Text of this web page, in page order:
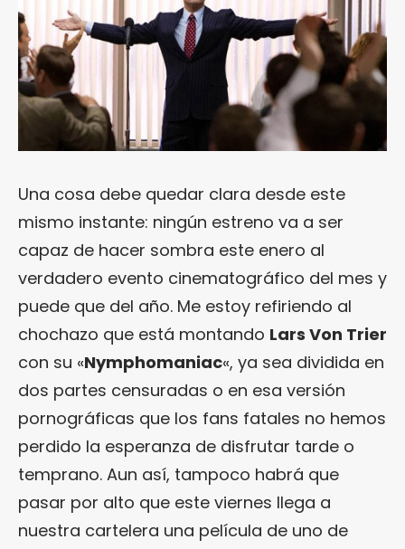
Una cosa debe quedar clara desde este
mismo instante: ningún estreno va a ser
capaz de hacer sombra este enero al
verdadero evento cinematográfico del mes y
puede que del año. Me estoy refiriendo al
chochazo que está montando Lars Von Trier
con su «Nymphomaniac«, ya sea dividida en
dos partes censuradas o en esa versión
pornográficas que los fans fatales no hemos
perdido la esperanza de disfrutar tarde o
temprano. Aun así, tampoco habrá que
pasar por alto que este viernes llega a
nuestra cartelera una película de uno de